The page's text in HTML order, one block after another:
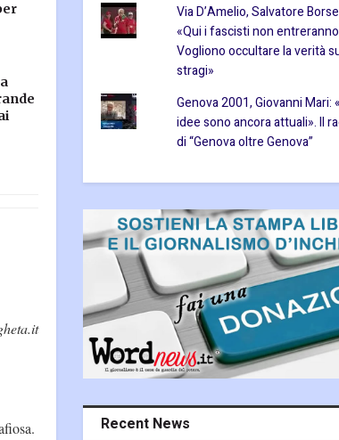
Via D’Amelio, Salvatore
«Qui i fascisti non
Vogliono occultare la verità
stragi»
Genova 2001, Giovanni Mari:
idee sono ancora attuali». Il
di “Genova oltre Genova”
Recent News